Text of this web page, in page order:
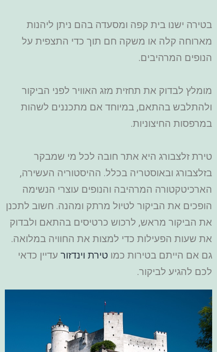
בטירה ישנו בית קפה ומסעדה בהם ניתן ליהנות
מארוחה קלה או משקה חם תוך כדי התצפית על
הנופים המרהיבים.
מומלץ לבדוק את תחזית מזג האוויר לפני הביקור
ולהתלבש בהתאם, במיוחד אם מתכננים לשהות
במרפסות החיצוניות.
טירת זלצבורג היא אתר חובה לכל מי שמבקר
בזלצבורג ובאוסטריה בכלל. ההיסטוריה העשירה,
הארכיטקטורה המרהיבה והנופים עוצרי הנשימה
הופכים את הביקור לטיול מרתק ומהנה. חשוב לתכנן
את הביקור מראש, לרכוש כרטיסים בהתאם ולבדוק
את שעות הפעילות כדי למצות את החוויה במלואה.
גם אם הייתם בטירות כמו טירת וינדזור עדיין כדאי
לכם להגיע לביקור.